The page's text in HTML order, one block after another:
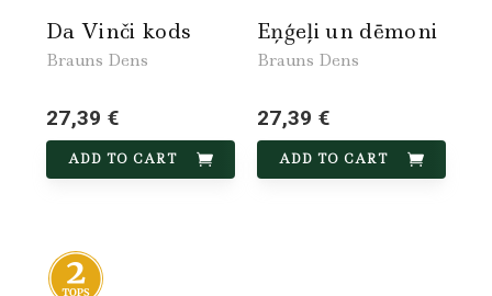
Da Vinči kods
Brauns Dens
27,39 €
ADD TO CART
Eņģeļi un dēmoni
Brauns Dens
27,39 €
ADD TO CART